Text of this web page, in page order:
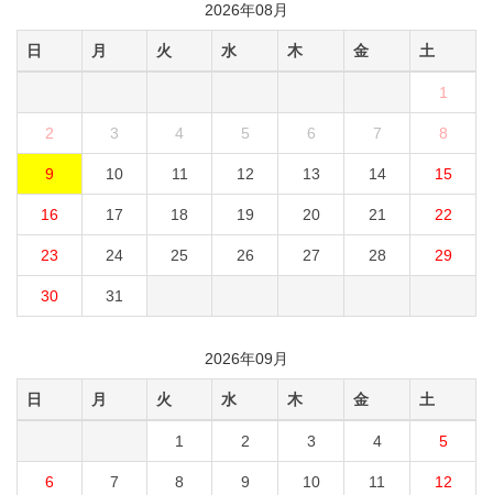
2026年08月
日 月 火 水 木 金 土
1
2 3 4 5 6 7 8
9 10 11 12 13 14 15
16 17 18 19 20 21 22
23 24 25 26 27 28 29
30 31
2026年09月
日 月 火 水 木 金 土
1 2 3 4 5
6 7 8 9 10 11 12